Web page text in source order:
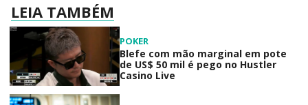
LEIA TAMBÉM
POKER
Blefe com mão marginal em pote
de US$ 50 mil é pego no Hustler
Casino Live